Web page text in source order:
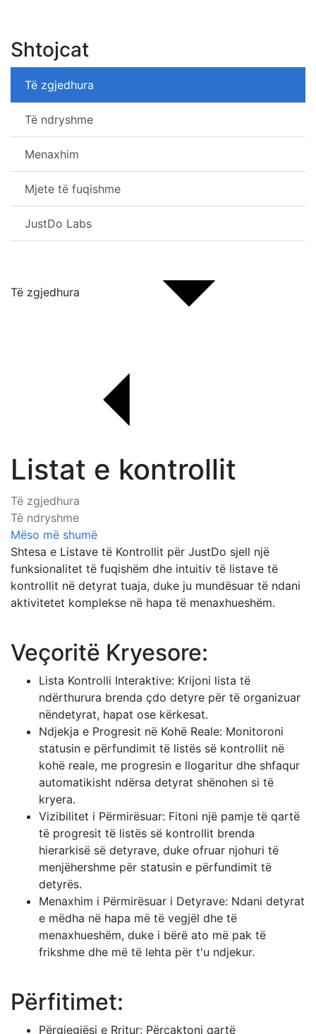
Shtojcat
Të zgjedhura
Të ndryshme
Menaxhim
Mjete të fuqishme
JustDo Labs
Të zgjedhura
Listat e kontrollit
Të zgjedhura
Të ndryshme
Mëso më shumë
Shtesa e Listave të Kontrollit për JustDo sjell një
funksionalitet të fuqishëm dhe intuitiv të listave të
kontrollit në detyrat tuaja, duke ju mundësuar të ndani
aktivitetet komplekse në hapa të menaxhueshëm.
Veçoritë Kryesore:
Lista Kontrolli Interaktive: Krijoni lista të
ndërthurura brenda çdo detyre për të organizuar
nëndetyrat, hapat ose kërkesat.
Ndjekja e Progresit në Kohë Reale: Monitoroni
statusin e përfundimit të listës së kontrollit në
kohë reale, me progresin e llogaritur dhe shfaqur
automatikisht ndërsa detyrat shënohen si të
kryera.
Vizibilitet i Përmirësuar: Fitoni një pamje të qartë
të progresit të listës së kontrollit brenda
hierarkisë së detyrave, duke ofruar njohuri të
menjëhershme për statusin e përfundimit të
detyrës.
Menaxhim i Përmirësuar i Detyrave: Ndani detyrat
e mëdha në hapa më të vegjël dhe të
menaxhueshëm, duke i bërë ato më pak të
frikshme dhe më të lehta për t'u ndjekur.
Përfitimet:
Përgjegjësi e Rritur: Përcaktoni qartë